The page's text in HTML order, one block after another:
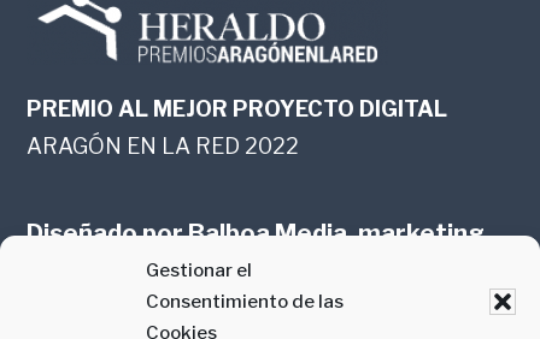
Gestionar el
Consentimiento de las
Cookies
PREMIO AL MEJOR PROYECTO DIGITAL
ARAGÓN EN LA RED 2022
Diseñado porBalboa Media, marketing
online en Zaragoza